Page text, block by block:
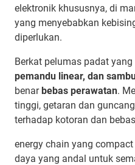
elektronik khususnya, di
yang menyebabkan
diperlukan.
Berkat pelumas padat
pemandu linear, dan
benarbebas perawatan.
tinggi, getaran dan
terhadap kotoran dan
energy chain yang compact
daya yang andal untuk